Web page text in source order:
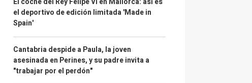
el deportivo de edición limitada 'Made in
Spain'
Cantabria despide a Paula, la joven
asesinada en Perines, y su padre invita a
"trabajar por el perdón"